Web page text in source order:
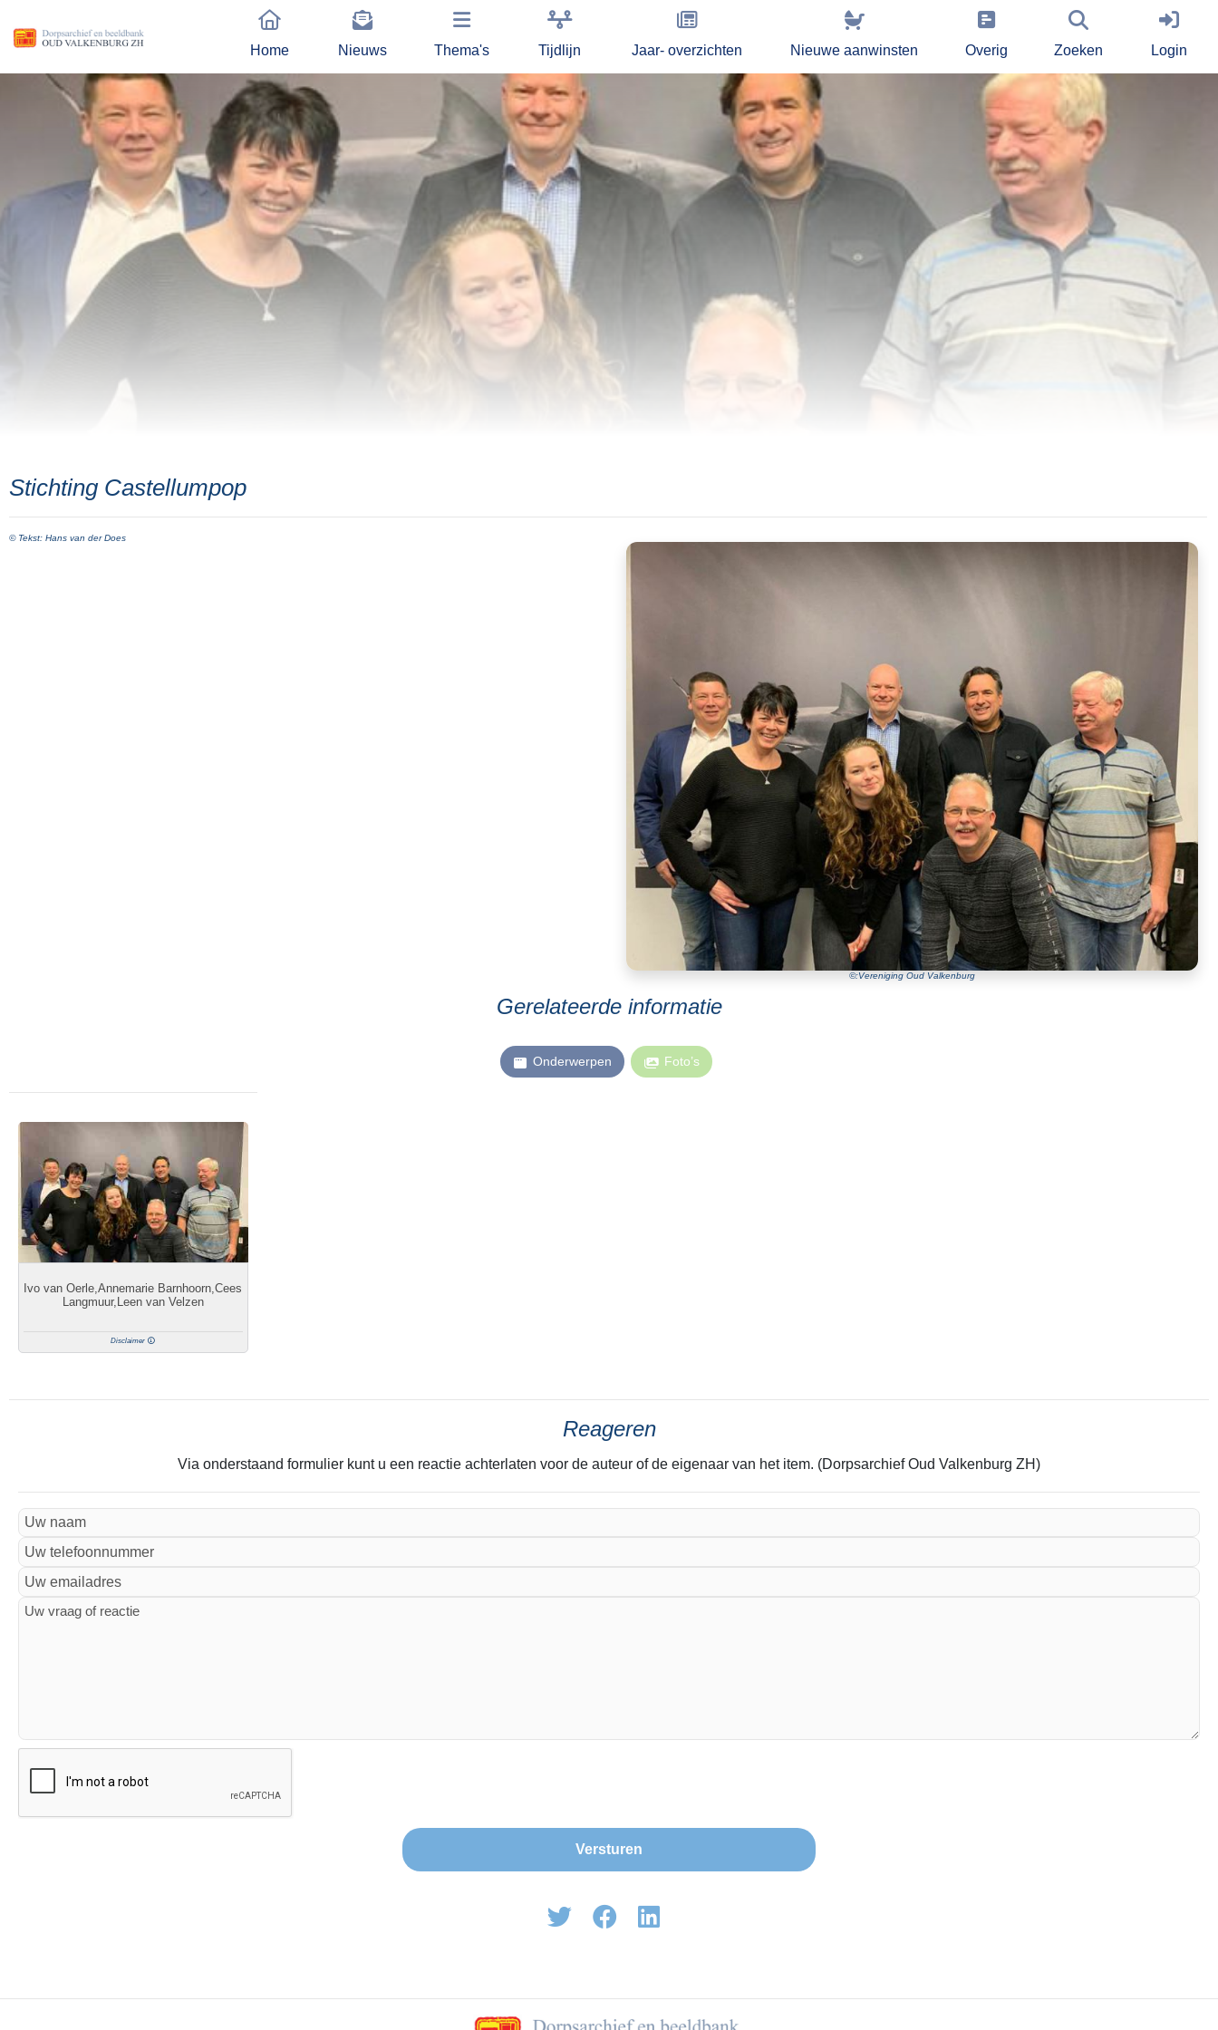
Home Nieuws Thema's Tijdlijn Jaar- overzichten Nieuwe aanwinsten Overig Zoeken Login
Stichting Castellumpop
©:Vereniging Oud Valkenburg
© Tekst: Hans van der Does
Gerelateerde informatie
Onderwerpen Foto’s
Ivo van Oerle,Annemarie Barnhoorn,Cees
Langmuur,Leen van Velzen
Disclaimer
Reageren
Via onderstaand formulier kunt u een reactie achterlaten voor de auteur of de eigenaar van het item. (Dorpsarchief Oud Valkenburg ZH)